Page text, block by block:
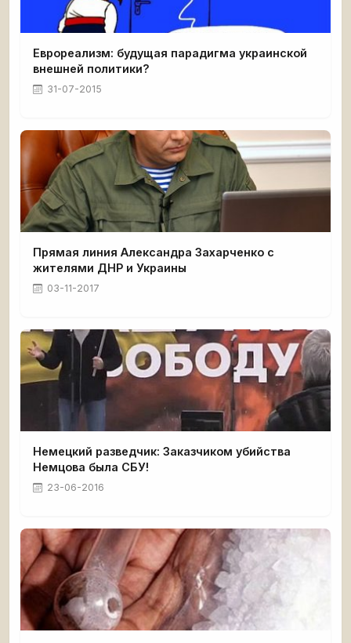
Еврореализм: будущая парадигма украинской
внешней политики?
31-07-2015
Прямая линия Александра Захарченко с
жителями ДНР и Украины
03-11-2017
Немецкий разведчик: Заказчиком убийства
Немцова была СБУ!
23-06-2016